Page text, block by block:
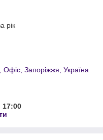
рік
Запоріжжя, Україна
17:00